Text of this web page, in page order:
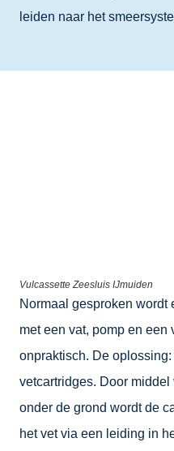
leiden naar het
Normaal gesproken wordt
met een vat, pomp en
onpraktisch. De
vetcartridges. Door
onder de grond wordt de
het vet via een leiding in
Vulcassette Zeesluis IJmuiden